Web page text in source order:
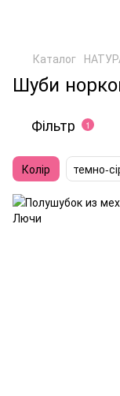
Каталог
Шуби
Фільтр 1
Колір темно-